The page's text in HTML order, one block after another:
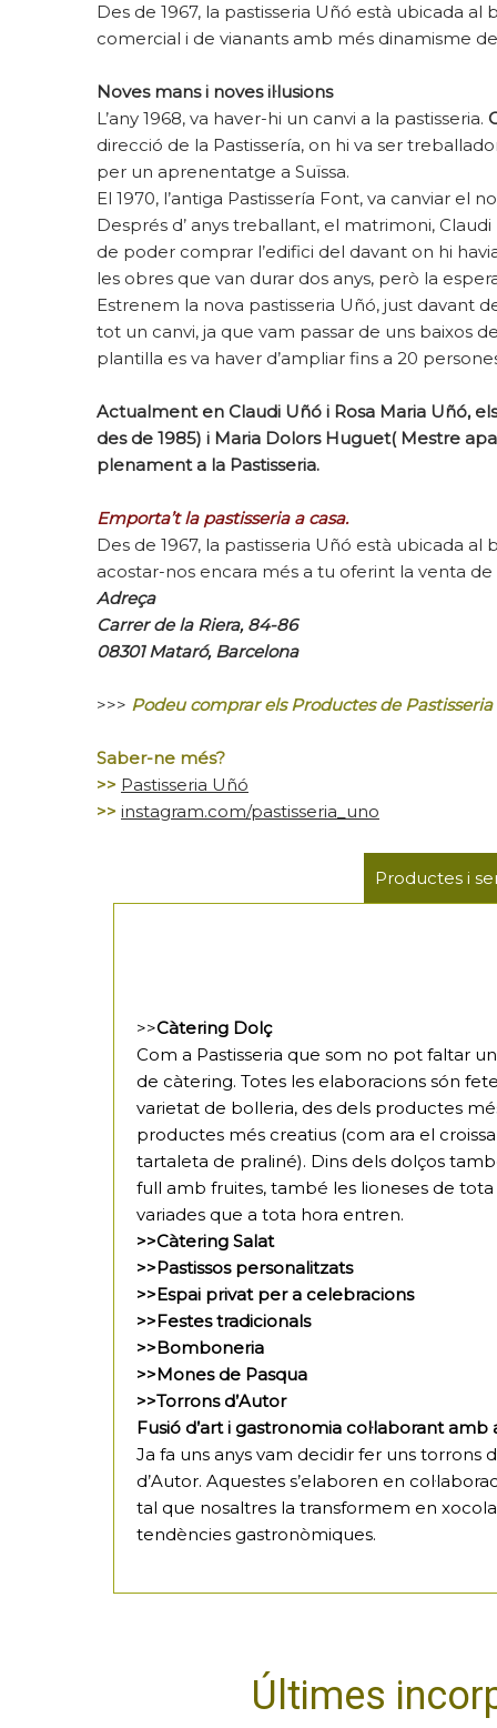
Des de 1967, la pastisseria Uñó està ubicada
comercial i de vianants amb més dinamisme
Noves mans i noves il·lusions
L’any 1968, va haver-hi un canvi a la pastisseria.
direcció de la Pastissería, on hi va ser
per un aprenentatge a Suïssa.
El 1970, l’antiga Pastissería Font, va canviar el
Després d’ anys treballant, el matrimoni,
de poder comprar l’edifici del davant on hi
les obres que van durar dos anys, però la
Estrenem la nova pastisseria Uñó, just davant
tot un canvi, ja que vam passar de uns baixos
plantilla es va haver d’ampliar fins a 20
Actualment en Claudi Uñó i Rosa Maria Uñó,
des de 1985) i Maria Dolors Huguet( Mestre
plenament a la Pastisseria.
Emporta’t la pastisseria a casa.
Des de 1967, la pastisseria Uñó està ubicada
acostar-nos encara més a tu oferint la venta
Adreça
Carrer de la Riera, 84-86
08301 Mataró, Barcelona
>>> Podeu comprar els Productes de
Saber-ne més?
>> Pastisseria Uñó
>> instagram.com/pastisseria_uno
Productes i
>>Càtering Dolç
Com a Pastisseria que som no pot faltar
de càtering. Totes les elaboracions són
varietat de bolleria, des dels productes
productes més creatius (com ara el
tartaleta de praliné). Dins dels dolços
full amb fruites, també les lioneses de
variades que a tota hora entren.
>>Càtering Salat
>>Pastissos personalitzats
>>Espai privat per a celebracions
>>Festes tradicionals
>>Bomboneria
>>Mones de Pasqua
>>Torrons d’Autor
Fusió d’art i gastronomia col·laborant
Ja fa uns anys vam decidir fer uns
d’Autor. Aquestes s’elaboren en
tal que nosaltres la transformem en
tendències gastronòmiques.
Últimes